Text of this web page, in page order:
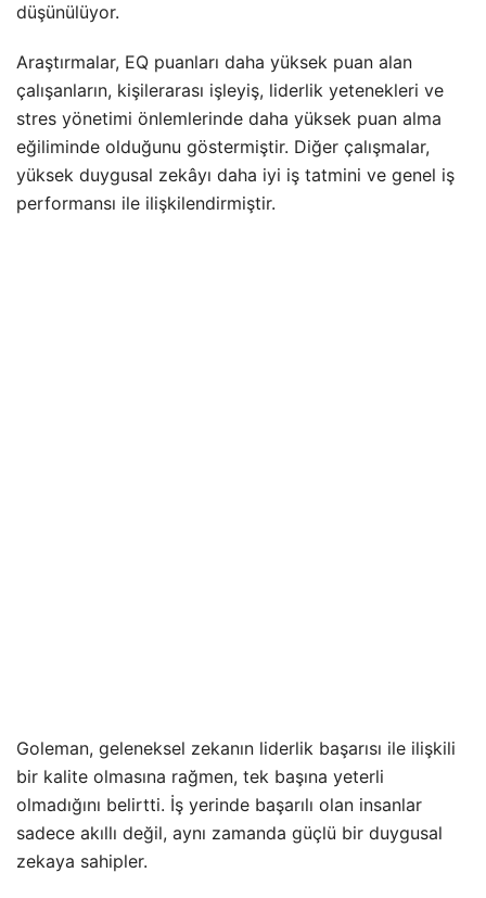
düşünülüyor.
Araştırmalar, EQ puanları daha yüksek puan alan
çalışanların, kişilerarası işleyiş, liderlik yetenekleri ve
stres yönetimi önlemlerinde daha yüksek puan alma
eğiliminde olduğunu göstermiştir. Diğer çalışmalar,
yüksek duygusal zekâyı daha iyi iş tatmini ve genel iş
performansı ile ilişkilendirmiştir.
Goleman, geleneksel zekanın liderlik başarısı ile ilişkili
bir kalite olmasına rağmen, tek başına yeterli
olmadığını belirtti. İş yerinde başarılı olan insanlar
sadece akıllı değil, aynı zamanda güçlü bir duygusal
zekaya sahipler.